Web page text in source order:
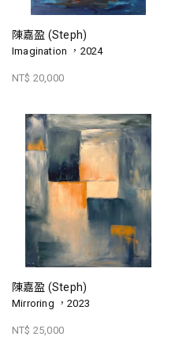
陳嘉盈 (Steph)
Imagination ，2024
NT$ 20,000
陳嘉盈 (Steph)
Mirroring ，2023
NT$ 25,000